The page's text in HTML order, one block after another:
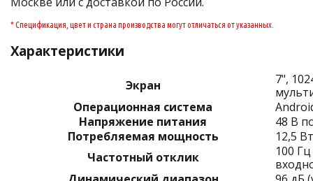
* Спецификация, цвет и страна производства могут отличаться от указанных.
Характеристики
Экран
7",
Операционная система
Напряжение питания
48 В
Потребляемая мощность
12,5 Вт
Частотный отклик
100